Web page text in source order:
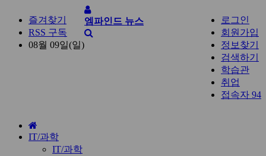
즐겨찾기
RSS 구독
08월 09일(일)
로그인
회원가입
정보찾기
검색하기
학습관
취업
접속자 94
엠파인드 뉴스
으
로
IT/과학
IT/과학